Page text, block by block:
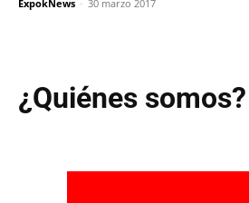
ExpokNews - 30 marzo 2017
¿Quiénes somos?